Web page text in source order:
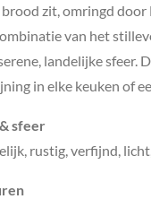
zit, omringd door
van het
landelijke sfeer.
in elke keuken of
sfeer
rustig, verfijnd,